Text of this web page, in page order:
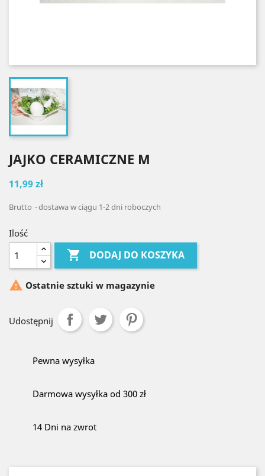
JAJKO CERAMICZNE M
11,99 zł
Brutto dostawa w ciągu 1-2 dni roboczych
Ilość
 DODAJ DO KOSZYKA
 Ostatnie sztuki w magazynie
Udostępnij
Pewna wysyłka
Darmowa wysyłka od 300 zł
14 Dni na zwrot